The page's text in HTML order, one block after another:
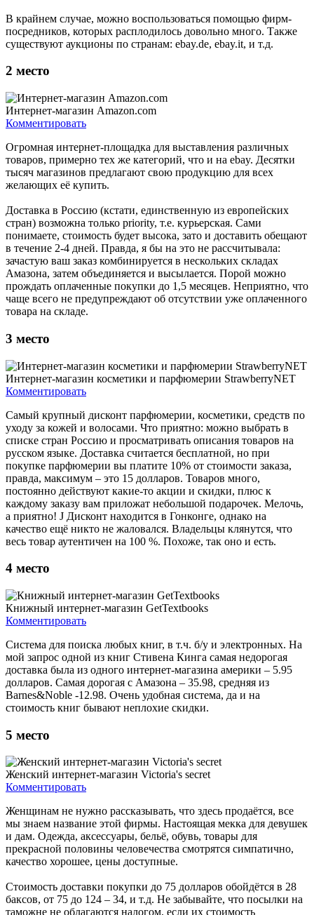
В крайнем случае, можно воспользоваться помощью фирм-
посредников, которых расплодилось довольно много. Также
существуют аукционы по странам: ebay.de, ebay.it, и т.д.
2 место
Интернет-магазин Amazon.com
Комментировать
Огромная интернет-площадка для выставления различных
товаров, примерно тех же категорий, что и на ebay. Десятки
тысяч магазинов предлагают свою продукцию для всех
желающих её купить.
Доставка в Россию (кстати, единственную из европейских
стран) возможна только priority, т.е. курьерская. Сами
понимаете, стоимость будет высока, зато и доставить обещают
в течение 2-4 дней. Правда, я бы на это не рассчитывала:
зачастую ваш заказ комбинируется в нескольких складах
Амазона, затем объединяется и высылается. Порой можно
прождать оплаченные покупки до 1,5 месяцев. Неприятно, что
чаще всего не предупреждают об отсутствии уже оплаченного
товара на складе.
3 место
Интернет-магазин косметики и парфюмерии StrawberryNET
Комментировать
Самый крупный дисконт парфюмерии, косметики, средств по
уходу за кожей и волосами. Что приятно: можно выбрать в
списке стран Россию и просматривать описания товаров на
русском языке. Доставка считается бесплатной, но при
покупке парфюмерии вы платите 10% от стоимости заказа,
правда, максимум – это 15 долларов. Товаров много,
постоянно действуют какие-то акции и скидки, плюс к
каждому заказу вам приложат небольшой подарочек. Мелочь,
а приятно! J Дисконт находится в Гонконге, однако на
качество ещё никто не жаловался. Владельцы клянутся, что
весь товар аутентичен на 100 %. Похоже, так оно и есть.
4 место
Книжный интернет-магазин GetTextbooks
Комментировать
Система для поиска любых книг, в т.ч. б/у и электронных. На
мой запрос одной из книг Стивена Кинга самая недорогая
доставка была из одного интернет-магазина америки – 5.95
долларов. Самая дорогая с Амазона – 35.98, средняя из
Barnes&Noble -12.98. Очень удобная система, да и на
стоимость книг бывают неплохие скидки.
5 место
Женский интернет-магазин Victoria's secret
Комментировать
Женщинам не нужно рассказывать, что здесь продаётся, все
мы знаем название этой фирмы. Настоящая мекка для девушек
и дам. Одежда, аксессуары, бельё, обувь, товары для
прекрасной половины человечества смотрятся симпатично,
качество хорошее, цены доступные.
Стоимость доставки покупки до 75 долларов обойдётся в 28
баксов, от 75 до 124 – 34, и т.д. Не забывайте, что посылки на
таможне не облагаются налогом, если их стоимость